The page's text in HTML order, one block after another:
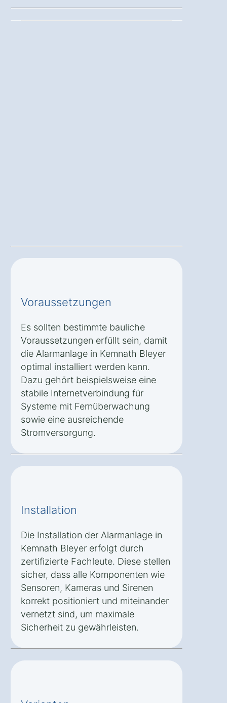
Voraussetzungen
Es sollten bestimmte bauliche
Voraussetzungen erfüllt sein, damit
die Alarmanlage in Kemnath Bleyer
optimal installiert werden kann.
Dazu gehört beispielsweise eine
stabile Internetverbindung für
Systeme mit Fernüberwachung
sowie eine ausreichende
Stromversorgung.
Installation
Die Installation der Alarmanlage in
Kemnath Bleyer erfolgt durch
zertifizierte Fachleute. Diese stellen
sicher, dass alle Komponenten wie
Sensoren, Kameras und Sirenen
korrekt positioniert und miteinander
vernetzt sind, um maximale
Sicherheit zu gewährleisten.